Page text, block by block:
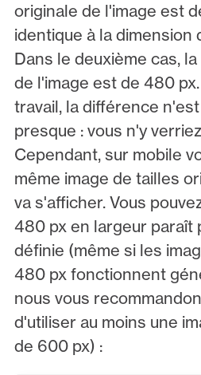
originale de l'image est
identique à la dimension
Dans le deuxième cas,
de l'image est de 480
travail, la différence
presque : vous n'y
Cependant, sur mobile
même image de tailles
va s'afficher. Vous
480 px en largeur paraît
définie (même si les
480 px fonctionnent
nous vous
d'utiliser au moins une
de 600 px) :